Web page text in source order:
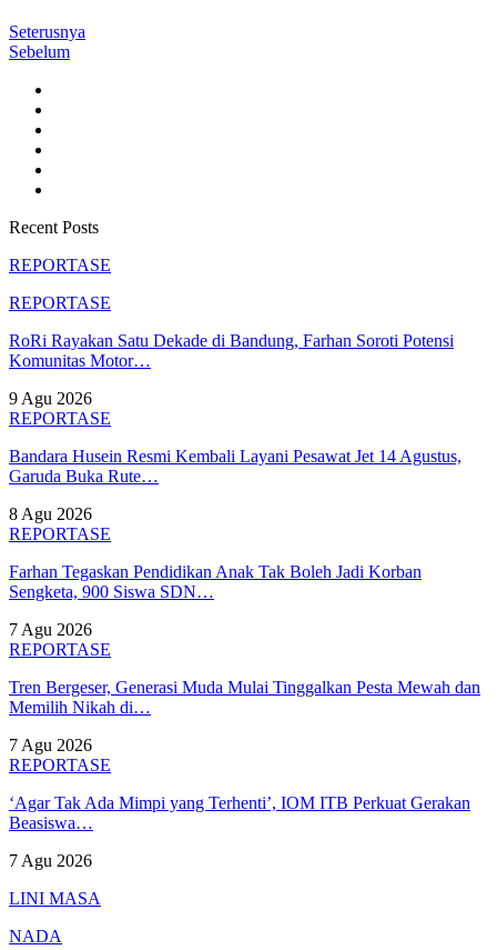
Seterusnya
Sebelum
Recent Posts
REPORTASE
REPORTASE
RoRi Rayakan Satu Dekade di Bandung, Farhan Soroti Potensi
Komunitas Motor…
9 Agu 2026
REPORTASE
Bandara Husein Resmi Kembali Layani Pesawat Jet 14 Agustus,
Garuda Buka Rute…
8 Agu 2026
REPORTASE
Farhan Tegaskan Pendidikan Anak Tak Boleh Jadi Korban
Sengketa, 900 Siswa SDN…
7 Agu 2026
REPORTASE
Tren Bergeser, Generasi Muda Mulai Tinggalkan Pesta Mewah dan
Memilih Nikah di…
7 Agu 2026
REPORTASE
‘Agar Tak Ada Mimpi yang Terhenti’, IOM ITB Perkuat Gerakan
Beasiswa…
7 Agu 2026
LINI MASA
NADA